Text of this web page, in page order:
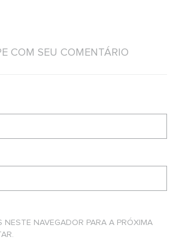
COM SEU COMENTÁRIO
NESTE NAVEGADOR PARA A PRÓXIMA